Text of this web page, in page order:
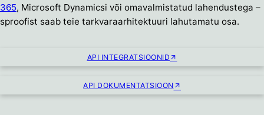
365, Microsoft Dynamicsi või omavalmistatud lahendustega –
sproofist saab teie tarkvaraarhitektuuri lahutamatu osa.
API INTEGRATSIOONID
API DOKUMENTATSIOON